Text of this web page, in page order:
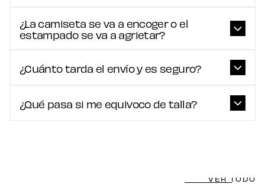
¿La camiseta se va a encoger o el
estampado se va a agrietar?
¿Cuánto tarda el envío y es seguro?
¿Qué pasa si me equivoco de talla?
VER TODO